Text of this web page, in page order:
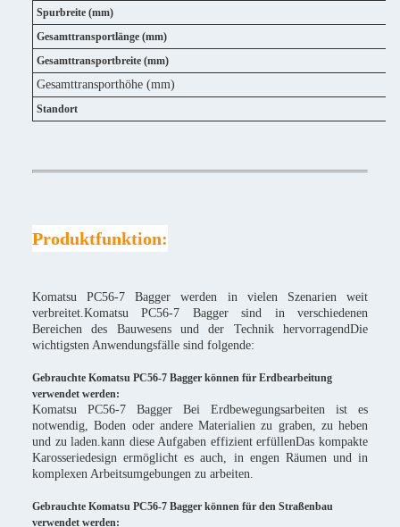
Spurbreite (mm)
Gesamttransportlänge (mm)
Gesamttransportbreite (mm)
Gesamttransporthöhe (mm)
Standort
Produktfunktion:
Komatsu PC56-7 Bagger werden in vielen Szenarien weit
verbreitet.Komatsu PC56-7 Bagger sind in verschiedenen
Bereichen des Bauwesens und der Technik hervorragendDie
wichtigsten Anwendungsfälle sind folgende:
Gebrauchte Komatsu PC56-7 Bagger können für Erdbearbeitung
verwendet werden:
Komatsu PC56-7 Bagger Bei Erdbewegungsarbeiten ist es
notwendig, Boden oder andere Materialien zu graben, zu heben
und zu laden.kann diese Aufgaben effizient erfüllenDas kompakte
Karosseriedesign ermöglicht es auch, in engen Räumen und in
komplexen Arbeitsumgebungen zu arbeiten.
Gebrauchte Komatsu PC56-7 Bagger können für den Straßenbau
verwendet werden: